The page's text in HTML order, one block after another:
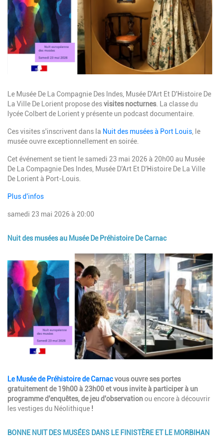
Description
Le Musée De La Compagnie Des Indes, Musée D'Art Et D'Histoire De
La Ville De Lorient propose desvisites nocturnes . La classe du
lycée Colbert de Lorient y présente un podcast documentaire.
Ces visites s'inscrivent dans la Nuit des musées à Port Louis , le
musée ouvre exceptionnellement en soirée.
Cet événement se tient le samedi 23 mai 2026 à 20h00 au Musée
De La Compagnie Des Indes, Musée D'Art Et D'Histoire De La Ville
De Lorient à Port-Louis.
Plus d'infos
samedi 23 mai 2026 à 20:00
Nuit des musées au Musée De Préhistoire De Carnac
Description
Le Musée de Préhistoire de Carnacvous ouvre ses portes
gratuitement de 19h00 à 23h00 et vous invite à participer à un
programme d'enquêtes, de jeu d'observationou encore à découvrir
les vestiges du Néolithique !
BONNE NUIT DES MUSÉES DANS LE FINISTÈRE ET LE MORBIHAN